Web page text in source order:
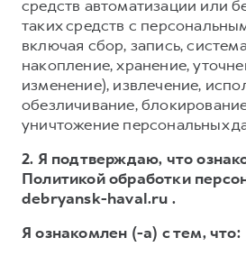
средств автоматизации или
таких средств с
включая сбор, запись,
накопление, хранение,
изменение), извлечение,
обезличивание,
уничтожение персональных
2. Я подтверждаю, что
Политикой обработки
debryansk-haval.ru .
Я ознакомлен (-а) с тем, что: